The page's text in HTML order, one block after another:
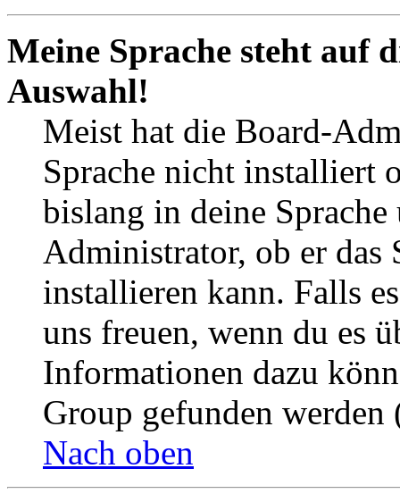
Meine Sprache steht auf
Auswahl!
Meist hat die Board-
Sprache nicht installiert
bislang in deine
Administrator, ob er das
installieren kann. Falls
uns freuen, wenn du es
Informationen dazu
Group gefunden
Nach oben